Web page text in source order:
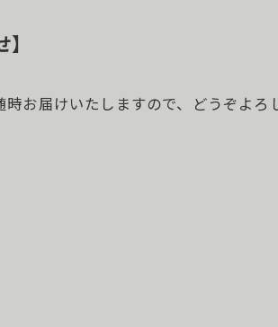
時お届けいたしますので、どうぞよろ